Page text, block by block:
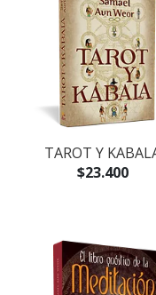
TAROT Y
$23.400